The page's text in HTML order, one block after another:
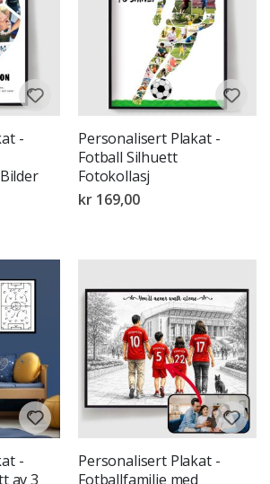
-
Personalisert Plakat -
Fotball Silhuett
Fotokollasj
kr 169,00
-
av 3
Personalisert Plakat -
Fotballfamilie med